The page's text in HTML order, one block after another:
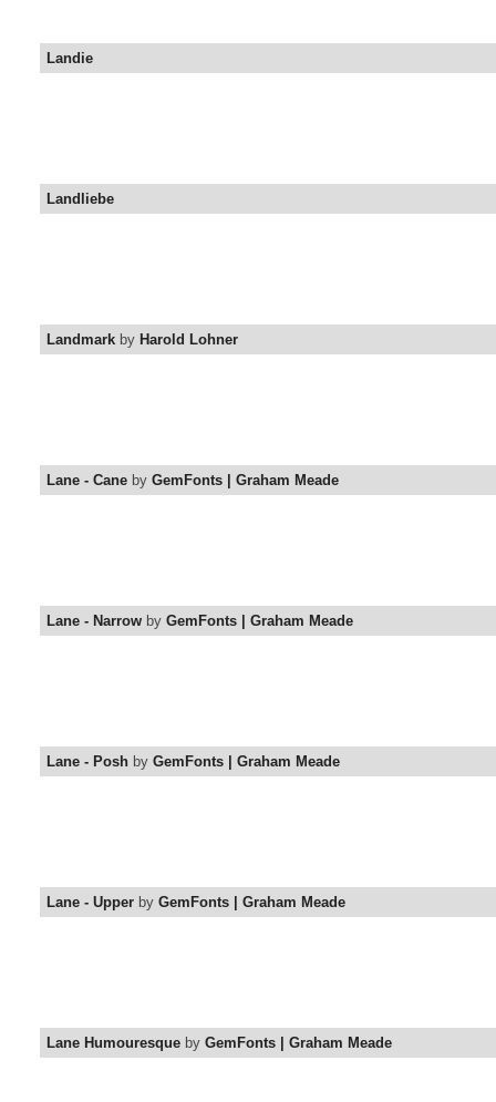
Landie
Landliebe
Landmark by Harold Lohner
Lane - Cane by GemFonts | Graham Meade
Lane - Narrow by GemFonts | Graham Meade
Lane - Posh by GemFonts | Graham Meade
Lane - Upper by GemFonts | Graham Meade
Lane Humouresque by GemFonts | Graham Meade